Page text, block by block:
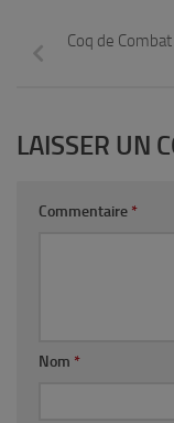
Coq de
LAISSER UN
Commentaire *
Nom *